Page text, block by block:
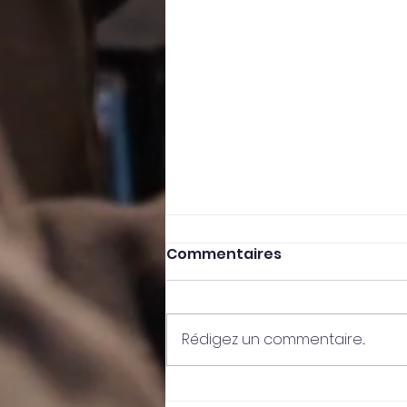
Commentaires
Rédigez un commentaire...